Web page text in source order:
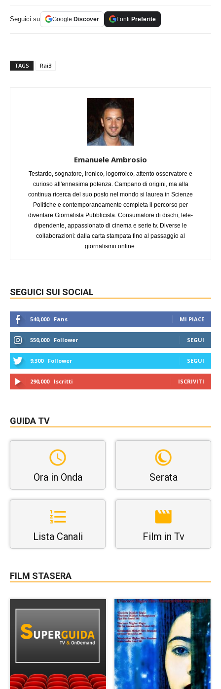
Seguici su Google Discover Fonti Preferite
TAGS Rai3
Emanuele Ambrosio
Testardo, sognatore, ironico, logorroico, attento osservatore e
curioso all'ennesima potenza. Campano di origini, ma alla
continua ricerca del suo posto nel mondo si laurea in Scienze
Politiche e contemporaneamente completa il percorso per
diventare Giornalista Pubblicista. Consumatore di dischi, tele-
dipendente, appassionato di cinema e serie tv. Diverse le
collaborazioni: dalla carta stampata fino al passaggio al
giornalismo online.
SEGUICI SUI SOCIAL
540,000 Fans MI PIACE
550,000 Follower SEGUI
9,300 Follower SEGUI
290,000 Iscritti ISCRIVITI
GUIDA TV
Ora in Onda Serata
Lista Canali Film in Tv
FILM STASERA